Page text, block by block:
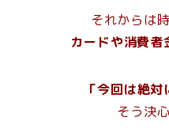
それからは
カードや消費者
「今回は絶対
そう決